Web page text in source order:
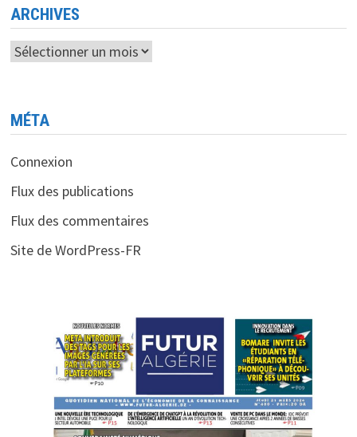
ARCHIVES
Archives
MÉTA
Connexion
Flux des publications
Flux des commentaires
Site de WordPress-FR